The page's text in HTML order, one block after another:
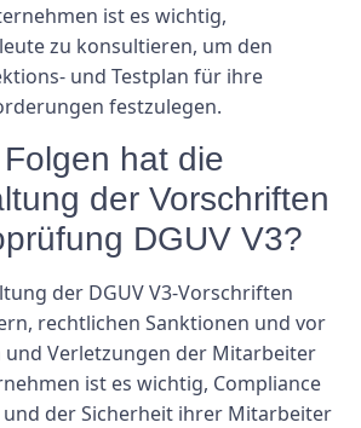
ist es wichtig,
zu konsultieren, um den
und Testplan für ihre
festzulegen.
hat die
der Vorschriften
DGUV V3?
der DGUV V3-Vorschriften
rechtlichen Sanktionen und vor
und Verletzungen der Mitarbeiter
ist es wichtig, Compliance
der Sicherheit ihrer Mitarbeiter